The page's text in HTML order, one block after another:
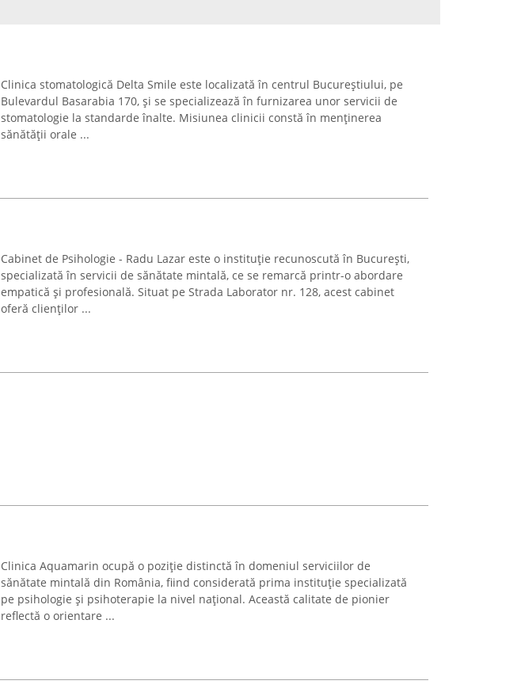
Clinica stomatologică Delta Smile este localizată în centrul Bucureștiului, pe
Bulevardul Basarabia 170, și se specializează în furnizarea unor servicii de
stomatologie la standarde înalte. Misiunea clinicii constă în menținerea
sănătății orale ...
Cabinet de Psihologie - Radu Lazar este o instituție recunoscută în București,
specializată în servicii de sănătate mintală, ce se remarcă printr-o abordare
empatică și profesională. Situat pe Strada Laborator nr. 128, acest cabinet
oferă clienților ...
Clinica Aquamarin ocupă o poziție distinctă în domeniul serviciilor de
sănătate mintală din România, fiind considerată prima instituție specializată
pe psihologie și psihoterapie la nivel național. Această calitate de pionier
reflectă o orientare ...